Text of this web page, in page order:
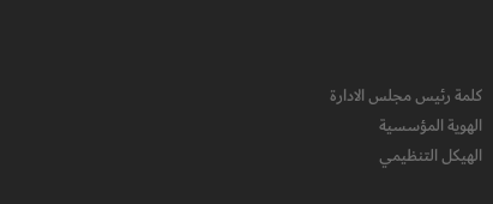
كلمة رئيس مجلس الادارة
الهوية المؤسسية
الهيكل التنظيمي